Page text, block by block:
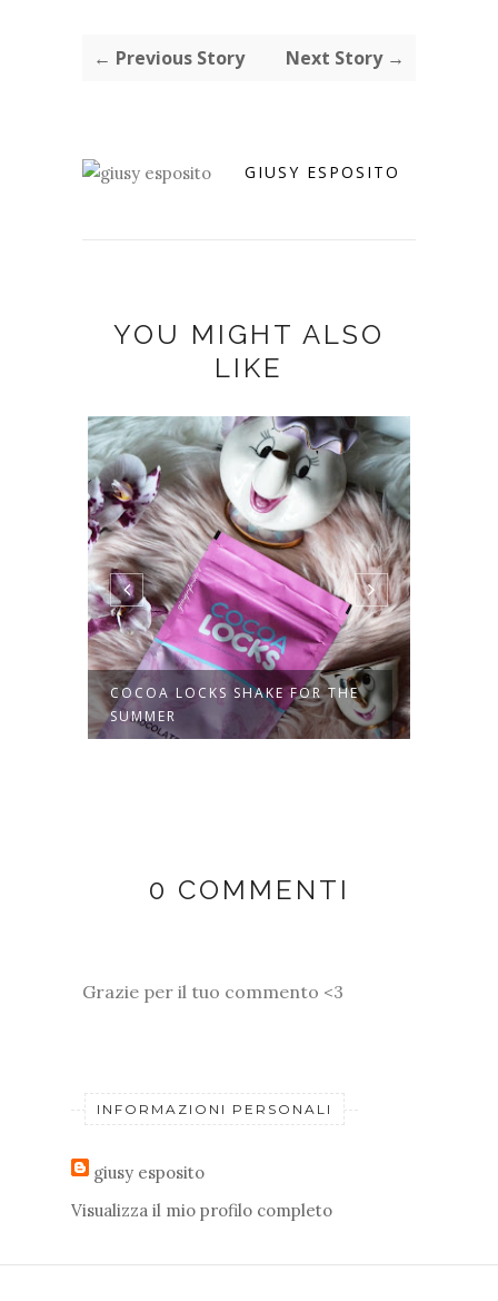
← Previous Story Next Story →
GIUSY ESPOSITO
YOU MIGHT ALSO
LIKE
COCOA LOCKS SHAKE FOR THE
SUMMER
0 COMMENTI
Grazie per il tuo commento <3
INFORMAZIONI PERSONALI
giusy esposito
Visualizza il mio profilo completo